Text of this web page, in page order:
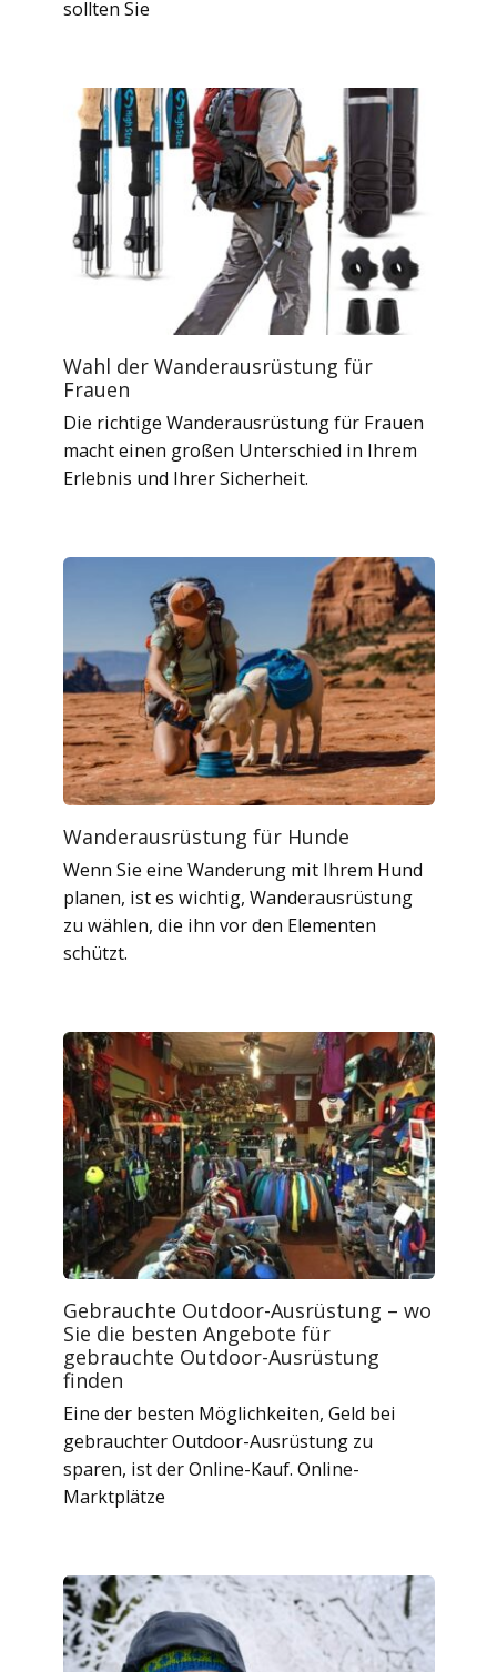
sollten Sie
Wahl der Wanderausrüstung für
Frauen
Die richtige Wanderausrüstung für Frauen
macht einen großen Unterschied in Ihrem
Erlebnis und Ihrer Sicherheit.
Wanderausrüstung für Hunde
Wenn Sie eine Wanderung mit Ihrem Hund
planen, ist es wichtig, Wanderausrüstung
zu wählen, die ihn vor den Elementen
schützt.
Gebrauchte Outdoor-Ausrüstung – wo
Sie die besten Angebote für
gebrauchte Outdoor-Ausrüstung
finden
Eine der besten Möglichkeiten, Geld bei
gebrauchter Outdoor-Ausrüstung zu
sparen, ist der Online-Kauf. Online-
Marktplätze